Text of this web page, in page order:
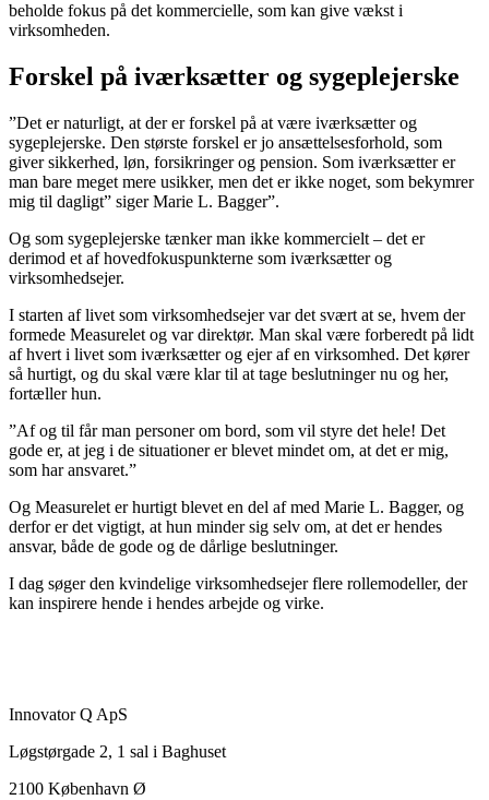
beholde fokus på det kommercielle, som kan give vækst i
virksomheden.
Forskel på iværksætter og sygeplejerske
”Det er naturligt, at der er forskel på at være iværksætter og
sygeplejerske. Den største forskel er jo ansættelsesforhold, som
giver sikkerhed, løn, forsikringer og pension. Som iværksætter er
man bare meget mere usikker, men det er ikke noget, som bekymrer
mig til dagligt” siger Marie L. Bagger”.
Og som sygeplejerske tænker man ikke kommercielt – det er
derimod et af hovedfokuspunkterne som iværksætter og
virksomhedsejer.
I starten af livet som virksomhedsejer var det svært at se, hvem der
formede Measurelet og var direktør. Man skal være forberedt på lidt
af hvert i livet som iværksætter og ejer af en virksomhed. Det kører
så hurtigt, og du skal være klar til at tage beslutninger nu og her,
fortæller hun.
”Af og til får man personer om bord, som vil styre det hele! Det
gode er, at jeg i de situationer er blevet mindet om, at det er mig,
som har ansvaret.”
Og Measurelet er hurtigt blevet en del af med Marie L. Bagger, og
derfor er det vigtigt, at hun minder sig selv om, at det er hendes
ansvar, både de gode og de dårlige beslutninger.
I dag søger den kvindelige virksomhedsejer flere rollemodeller, der
kan inspirere hende i hendes arbejde og virke.
Innovator Q ApS
Løgstørgade 2, 1 sal i Baghuset
2100 København Ø